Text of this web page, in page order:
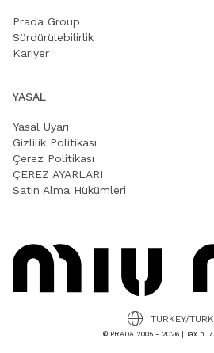
Prada Group
Sürdürülebilirlik
Kariyer
YASAL
Yasal Uyarı
Gizlilik Politikası
Çerez Politikası
ÇEREZ AYARLARI
Satın Alma Hükümleri
© PRADA 2005 - 2026 | Tax n.
TURKEY/